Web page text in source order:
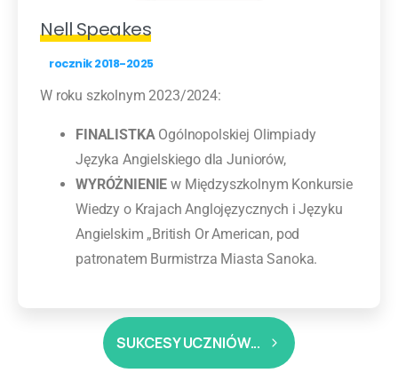
Nell Speakes
rocznik 2018-2025
W roku szkolnym 2023/2024:
FINALISTKAOgólnopolskiej Olimpiady
Języka Angielskiego dla Juniorów,
WYRÓŻNIENIE w Międzyszkolnym Konkursie
Wiedzy o Krajach Anglojęzycznych i Języku
Angielskim „British Or American, pod
patronatem Burmistrza Miasta Sanoka.
SUKCESY UCZNIÓW...